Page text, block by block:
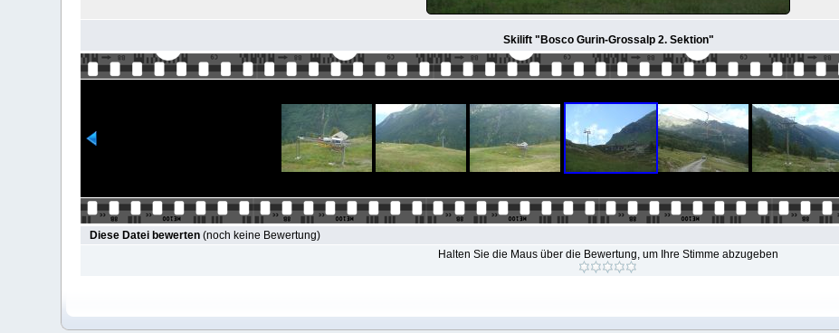
Skilift "Bosco Gurin-Grossalp 2. Sektion"
Diese Datei bewerten(noch keine Bewertung)
Halten Sie die Maus über die Bewertung, um Ihre Stimme abzugeben